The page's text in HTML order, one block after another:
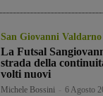
San Giovanni Valdarno
La Futsal
strada della
volti nuovi
Michele Bossini 6 Agosto